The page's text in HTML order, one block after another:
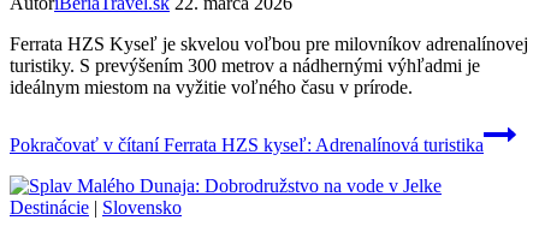
Ferrata HZS Kyseľ je skvelou voľbou pre milovníkov adrenalínovej
turistiky. S prevýšením 300 metrov a nádhernými výhľadmi je
ideálnym miestom na vyžitie voľného času v prírode.
Pokračovať v čítaníFerrata HZS kyseľ: Adrenalínová turistika
Destinácie | Slovensko